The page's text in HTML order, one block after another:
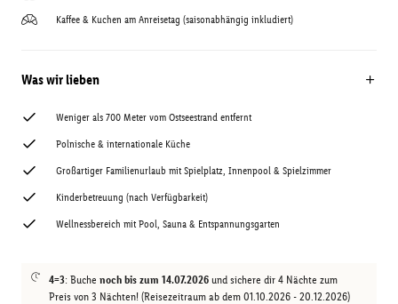
Kaffee & Kuchen am Anreisetag (saisonabhängig inkludiert)
Was wir lieben
Weniger als 700 Meter vom Ostseestrand entfernt
Polnische & internationale Küche
Großartiger Familienurlaub mit Spielplatz, Innenpool & Spielzimmer
Kinderbetreuung (nach Verfügbarkeit)
Wellnessbereich mit Pool, Sauna & Entspannungsgarten
4=3: Buche noch bis zum 14.07.2026 und sichere dir 4 Nächte zum
Preis von 3 Nächten! (Reisezeitraum ab dem 01.10.2026 - 20.12.2026)